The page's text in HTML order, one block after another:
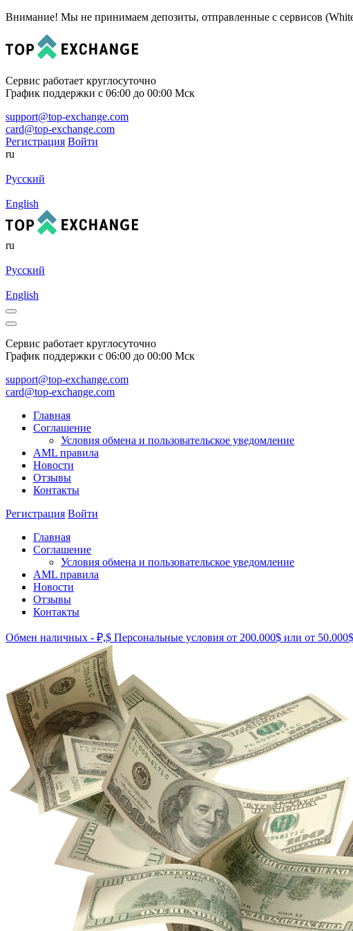
Внимание! Мы не принимаем депозиты, отправленные с сервисов
Сервис работает круглосуточно
График поддержки с 06:00 до 00:00 Мск
support@top-exchange.com
card@top-exchange.com
Регистрация Войти
ru
Русский
English
ru
Русский
English
Сервис работает круглосуточно
График поддержки с 06:00 до 00:00 Мск
support@top-exchange.com
card@top-exchange.com
Главная
Соглашение
Условия обмена и пользовательское уведомление
AML правила
Новости
Отзывы
Контакты
Регистрация Войти
Главная
Соглашение
Условия обмена и пользовательское уведомление
AML правила
Новости
Отзывы
Контакты
от 200.000$ или от 50.000$ в неделю